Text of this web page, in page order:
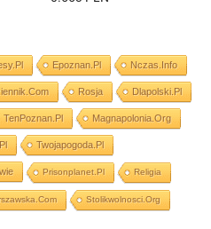
Epoznan.pl Nczas.info
Rosja Dlapolski.pl
TenPoznan.pl Magnapolonia.org
Twojapogoda.pl
Prisonplanet.pl Religia
Stolikwolnosci.org